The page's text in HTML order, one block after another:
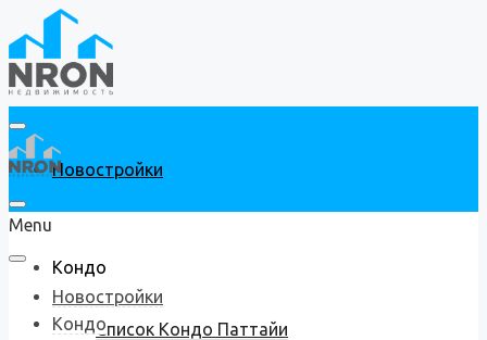
Новостройки
Кондо
Список Кондо Паттайи
Menu
Новостройки
Кондо